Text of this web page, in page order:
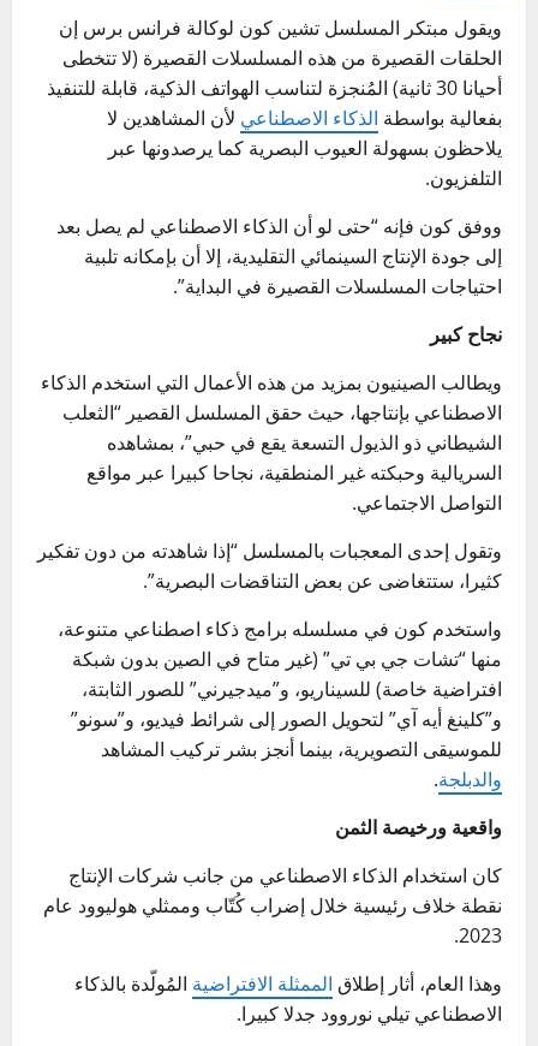
ويقول مبتكر المسلسل تشين كون لوكالة فرانس برس إن
الحلقات القصيرة من هذه المسلسلات القصيرة (لا تتخطى
أحيانا 30 ثانية) المُنجزة لتناسب الهواتف الذكية، قابلة للتنفيذ
بفعالية بواسطة الذكاء الاصطناعي لأن المشاهدين لا
يلاحظون بسهولة العيوب البصرية كما يرصدونها عبر
التلفزيون.
ووفق كون فإنه “حتى لو أن الذكاء الاصطناعي لم يصل بعد
إلى جودة الإنتاج السينمائي التقليدية، إلا أن بإمكانه تلبية
احتياجات المسلسلات القصيرة في البداية”.
نجاح كبير
ويطالب الصينيون بمزيد من هذه الأعمال التي استخدم الذكاء
الاصطناعي بإنتاجها، حيث حقق المسلسل القصير “الثعلب
الشيطاني ذو الذيول التسعة يقع في حبي”، بمشاهده
السريالية وحبكته غير المنطقية، نجاحا كبيرا عبر مواقع
التواصل الاجتماعي.
وتقول إحدى المعجبات بالمسلسل “إذا شاهدته من دون تفكير
كثيرا، ستتغاضى عن بعض التناقضات البصرية”.
واستخدم كون في مسلسله برامج ذكاء اصطناعي متنوعة،
منها “تشات جي بي تي” (غير متاح في الصين بدون شبكة
افتراضية خاصة) للسيناريو، و”ميدجيرني” للصور الثابتة،
و”كلينغ أيه آي” لتحويل الصور إلى شرائط فيديو، و”سونو”
للموسيقى التصويرية، بينما أنجز بشر تركيب المشاهد
والدبلجة.
واقعية ورخيصة الثمن
كان استخدام الذكاء الاصطناعي من جانب شركات الإنتاج
نقطة خلاف رئيسية خلال إضراب كُتّاب وممثلي هوليوود عام
2023.
وهذا العام، أثار إطلاق الممثلة الافتراضية المُولّدة بالذكاء
الاصطناعي تيلي نوروود جدلا كبيرا.